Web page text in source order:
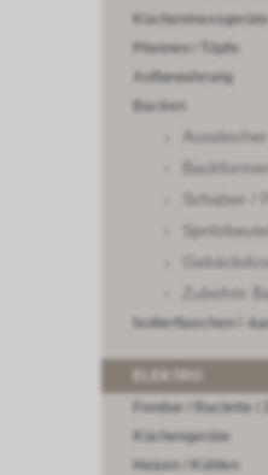
Pfannen / Töpfe
Aufbewahrung
Backen
Ausstecher
Schaber /
Spritzbeutel
Zubehör
Isolierflaschen / -
Fondue / Raclette /
Küchengeräte
Heizen / Kühlen